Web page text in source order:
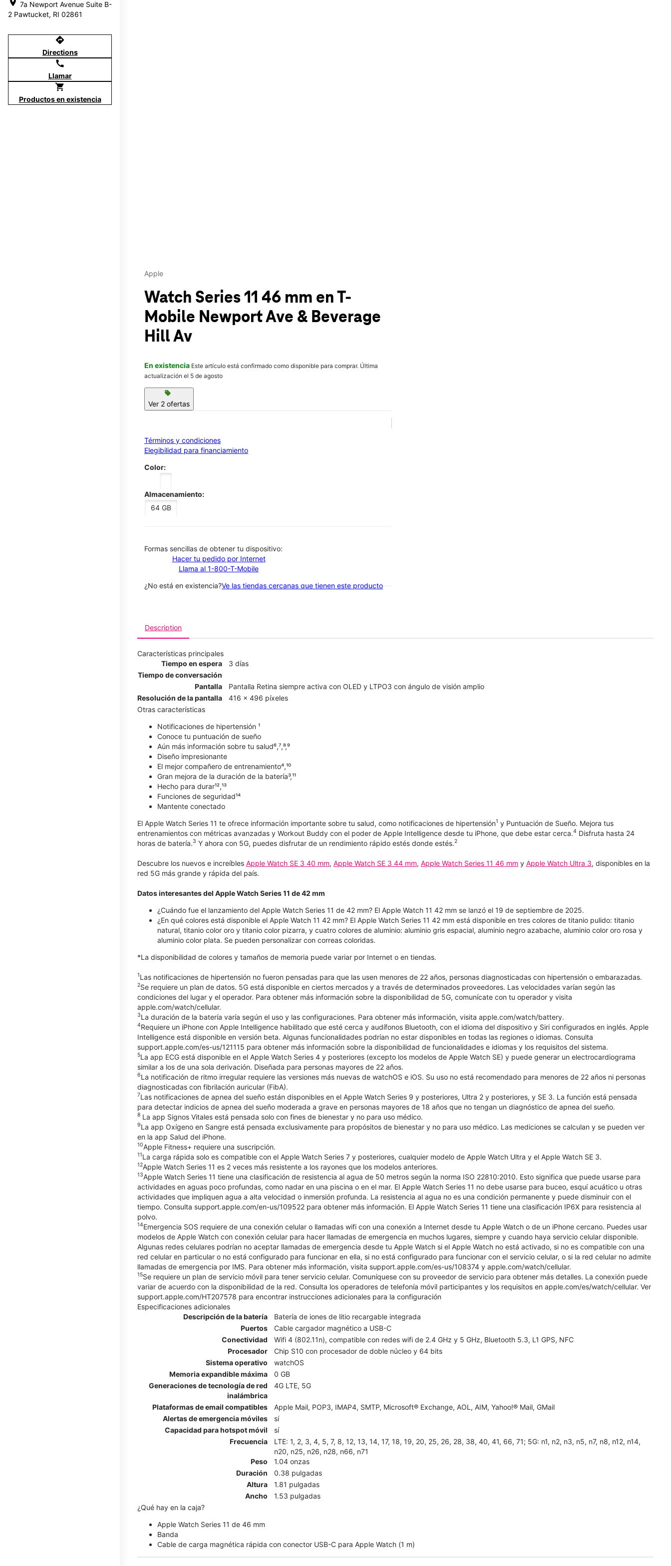
location_on 7a Newport Avenue Suite B-
2 Pawtucket, RI 02861
directions
Directions
call
Llamar
shopping_cart
Productos en existencia
Apple
Watch Series 11 46 mm en T-
Mobile Newport Ave & Beverage
Hill Av
En existencia Este artículo está confirmado como disponible para comprar. Última
actualización el 5 de agosto
sell
Ver 2 ofertas
Términos y condiciones
Elegibilidad para financiamiento
Color:
Almacenamiento:
64 GB
​​​​​​​Formas sencillas de obtener tu dispositivo:
Hacer tu pedido por Internet
Llama al 1-800-T-Mobile
¿No está en existencia?Ve las tiendas cercanas que tienen este producto
Description
Características principales
Tiempo en espera
3 días
Tiempo de conversación
Pantalla
Pantalla Retina siempre activa con OLED y LTPO3 con ángulo de visión amplio
Resolución de la pantalla
416 x 496 píxeles
Otras características
Notificaciones de hipertensión ¹
Conoce tu puntuación de sueño
Aún más información sobre tu salud⁶,⁷,⁸,⁹
Diseño impresionante
El mejor compañero de entrenamiento⁴,¹⁰
Gran mejora de la duración de la batería³,¹¹
Hecho para durar¹²,¹³
Funciones de seguridad¹⁴
Mantente conectado
El Apple Watch Series 11 te ofrece información importante sobre tu salud, como notificaciones de hipertensión1 y Puntuación de Sueño. Mejora tus
entrenamientos con métricas avanzadas y Workout Buddy con el poder de Apple Intelligence desde tu iPhone, que debe estar cerca.4 Disfruta hasta 24
horas de batería.3 Y ahora con 5G, puedes disfrutar de un rendimiento rápido estés donde estés.2
Descubre los nuevos e increíbles Apple Watch SE 3 40 mm, Apple Watch SE 3 44 mm, Apple Watch Series 11 46 mm y Apple Watch Ultra 3, disponibles en la
red 5G más grande y rápida del país.
Datos interesantes del Apple Watch Series 11 de 42 mm
¿Cuándo fue el lanzamiento del Apple Watch Series 11 de 42 mm? El Apple Watch 11 42 mm se lanzó el 19 de septiembre de 2025.
¿En qué colores está disponible el Apple Watch 11 42 mm? El Apple Watch Series 11 42 mm está disponible en tres colores de titanio pulido: titanio
natural, titanio color oro y titanio color pizarra, y cuatro colores de aluminio: aluminio gris espacial, aluminio negro azabache, aluminio color oro rosa y
aluminio color plata. Se pueden personalizar con correas coloridas.
*La disponibilidad de colores y tamaños de memoria puede variar por Internet o en tiendas.
1Las notificaciones de hipertensión no fueron pensadas para que las usen menores de 22 años, personas diagnosticadas con hipertensión o embarazadas.
2Se requiere un plan de datos. 5G está disponible en ciertos mercados y a través de determinados proveedores. Las velocidades varían según las
condiciones del lugar y el operador. Para obtener más información sobre la disponibilidad de 5G, comunícate con tu operador y visita
apple.com/watch/cellular.
3La duración de la batería varía según el uso y las configuraciones. Para obtener más información, visita apple.com/watch/battery.
4Requiere un iPhone con Apple Intelligence habilitado que esté cerca y audífonos Bluetooth, con el idioma del dispositivo y Siri configurados en inglés. Apple
Intelligence está disponible en versión beta. Algunas funcionalidades podrían no estar disponibles en todas las regiones o idiomas. Consulta
support.apple.com/es-us/121115 para obtener más información sobre la disponibilidad de funcionalidades e idiomas y los requisitos del sistema.
5La app ECG está disponible en el Apple Watch Series 4 y posteriores (excepto los modelos de Apple Watch SE) y puede generar un electrocardiograma
similar a los de una sola derivación. Diseñada para personas mayores de 22 años.
6La notificación de ritmo irregular requiere las versiones más nuevas de watchOS e iOS. Su uso no está recomendado para menores de 22 años ni personas
diagnosticadas con fibrilación auricular (FibA).
7Las notificaciones de apnea del sueño están disponibles en el Apple Watch Series 9 y posteriores, Ultra 2 y posteriores, y SE 3. La función está pensada
para detectar indicios de apnea del sueño moderada a grave en personas mayores de 18 años que no tengan un diagnóstico de apnea del sueño.
8 La app Signos Vitales está pensada solo con fines de bienestar y no para uso médico.
9La app Oxígeno en Sangre está pensada exclusivamente para propósitos de bienestar y no para uso médico. Las mediciones se calculan y se pueden ver
en la app Salud del iPhone.
10Apple Fitness+ requiere una suscripción.
11La carga rápida solo es compatible con el Apple Watch Series 7 y posteriores, cualquier modelo de Apple Watch Ultra y el Apple Watch SE 3.
12Apple Watch Series 11 es 2 veces más resistente a los rayones que los modelos anteriores.
13Apple Watch Series 11 tiene una clasificación de resistencia al agua de 50 metros según la norma ISO 22810:2010. Esto significa que puede usarse para
actividades en aguas poco profundas, como nadar en una piscina o en el mar. El Apple Watch Series 11 no debe usarse para buceo, esquí acuático u otras
actividades que impliquen agua a alta velocidad o inmersión profunda. La resistencia al agua no es una condición permanente y puede disminuir con el
tiempo. Consulta support.apple.com/en-us/109522 para obtener más información. El Apple Watch Series 11 tiene una clasificación IP6X para resistencia al
polvo.
14Emergencia SOS requiere de una conexión celular o llamadas wifi con una conexión a Internet desde tu Apple Watch o de un iPhone cercano. Puedes usar
modelos de Apple Watch con conexión celular para hacer llamadas de emergencia en muchos lugares, siempre y cuando haya servicio celular disponible.
Algunas redes celulares podrían no aceptar llamadas de emergencia desde tu Apple Watch si el Apple Watch no está activado, si no es compatible con una
red celular en particular o no está configurado para funcionar en ella, si no está configurado para funcionar con el servicio celular, o si la red celular no admite
llamadas de emergencia por IMS. Para obtener más información, visita support.apple.com/es-us/108374 y apple.com/watch/cellular.
15Se requiere un plan de servicio móvil para tener servicio celular. Comuníquese con su proveedor de servicio para obtener más detalles. La conexión puede
variar de acuerdo con la disponibilidad de la red. Consulta los operadores de telefonía móvil participantes y los requisitos en apple.com/es/watch/cellular. Ver
support.apple.com/HT207578 para encontrar instrucciones adicionales para la configuración
Especificaciones adicionales
Descripción de la batería
Batería de iones de litio recargable integrada
Puertos
Cable cargador magnético a USB-C
Conectividad
Wifi 4 (802.11n), compatible con redes wifi de 2.4 GHz y 5 GHz, Bluetooth 5.3, L1 GPS, NFC
Procesador
Chip S10 con procesador de doble núcleo y 64 bits
Sistema operativo
watchOS
Memoria expandible máxima
0 GB
Generaciones de tecnología de red
inalámbrica
4G LTE, 5G
Plataformas de email compatibles
Apple Mail, POP3, IMAP4, SMTP, Microsoft® Exchange, AOL, AIM, Yahoo!® Mail, GMail
Alertas de emergencia móviles
sí
Capacidad para hotspot móvil
sí
Frecuencia
LTE: 1, 2, 3, 4, 5, 7, 8, 12, 13, 14, 17, 18, 19, 20, 25, 26, 28, 38, 40, 41, 66, 71; 5G: n1, n2, n3, n5, n7, n8, n12, n14,
n20, n25, n26, n28, n66, n71
Peso
1.04 onzas
Duración
0.38 pulgadas
Altura
1.81 pulgadas
Ancho
1.53 pulgadas
¿Qué hay en la caja?
Apple Watch Series 11 de 46 mm
Banda
Cable de carga magnética rápida con conector USB-C para Apple Watch (1 m)